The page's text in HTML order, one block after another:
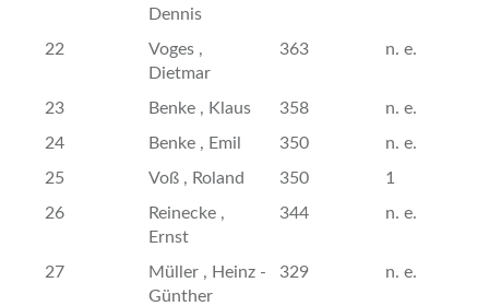
Dennis
22
Voges ,
Dietmar
363 n. e.
23 Benke , Klaus 358
n. e.
24
Benke , Emil 350
n. e.
25
Voß , Roland 350
1
26
Reinecke ,
Ernst
344 n. e.
27
Müller , Heinz -
Günther
329 n. e.